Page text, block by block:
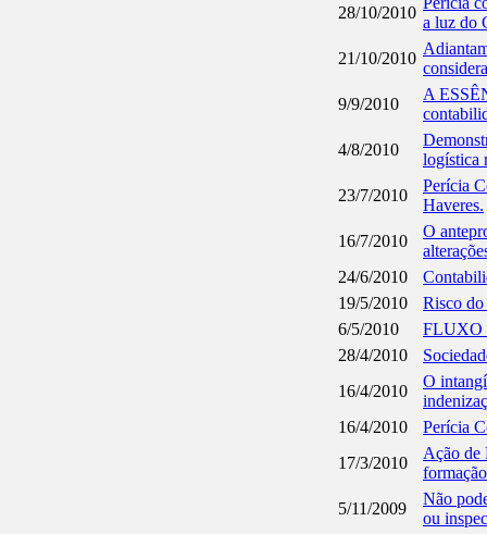
28/10/2010
a luz do
21/10/2010
9/9/2010
A
4/8/2010
logística
23/7/2010
Perícia
Haveres.
16/7/2010
O
24/6/2010
19/5/2010
Risco do
6/5/2010
FLUXO
28/4/2010
16/4/2010
O
16/4/2010
Perícia
17/3/2010
Ação de
5/11/2009
Não
ou